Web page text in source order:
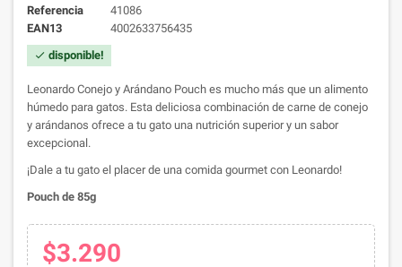
Referencia
41086
EAN13
4002633756435
check disponible!
Leonardo Conejo y Arándano Pouch es mucho más que un alimento
húmedo para gatos. Esta deliciosa combinación de carne de conejo
y arándanos ofrece a tu gato una nutrición superior y un sabor
excepcional.
¡Dale a tu gato el placer de una comida gourmet con Leonardo!
Pouch de 85g
$3.290